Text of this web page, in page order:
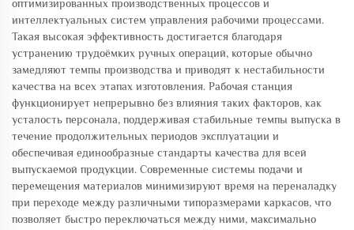
оптимизированных производственных процессов и
интеллектуальных систем управления рабочими процессами.
Такая высокая эффективность достигается благодаря
устранению трудоёмких ручных операций, которые обычно
замедляют темпы производства и приводят к нестабильности
качества на всех этапах изготовления. Рабочая станция
функционирует непрерывно без влияния таких факторов, как
усталость персонала, поддерживая стабильные темпы выпуска в
течение продолжительных периодов эксплуатации и
обеспечивая единообразные стандарты качества для всей
выпускаемой продукции. Современные системы подачи и
перемещения материалов минимизируют время на переналадку
при переходе между различными типоразмерами каркасов, что
позволяет быстро переключаться между ними, максимально